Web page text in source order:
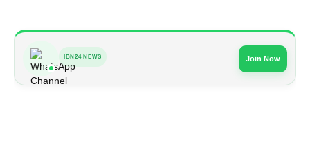
IBN24 NEWS Join Now